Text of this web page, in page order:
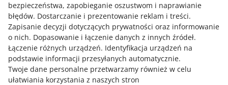
bezpieczeństwa, zapobieganie oszustwom i naprawianie
błędów. Dostarczanie i prezentowanie reklam i treści.
Zapisanie decyzji dotyczących prywatności oraz informowanie
o nich. Dopasowanie i łączenie danych z innych źródeł.
Łączenie różnych urządzeń. Identyfikacja urządzeń na
podstawie informacji przesyłanych automatycznie.
Twoje dane personalne przetwarzamy również w celu
ułatwiania korzystania z naszych stron
SZYBKA WSKAZÓWKA 4 MIN
Smart! Monety na Allegro
SZYBKA WSKAZÓWKA
Zapytaj społeczność
Zajrzyj na Allegro Gadane